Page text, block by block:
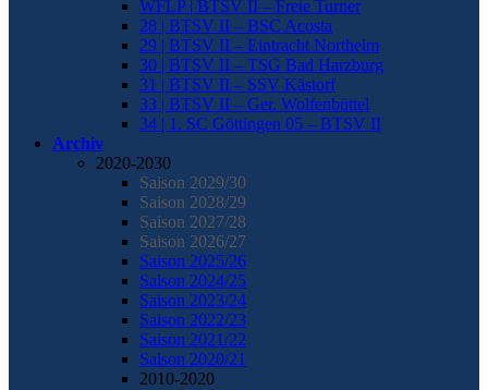
WFLP | BTSV II – Freie Turner
28 | BTSV II – BSC Acosta
29 | BTSV II – Eintracht Northeim
30 | BTSV II – TSG Bad Harzburg
31 | BTSV II – SSV Kästorf
33 | BTSV II – Ger. Wolfenbüttel
34 | 1. SC Göttingen 05 – BTSV II
Archiv
2020-2030
Saison 2029/30
Saison 2028/29
Saison 2027/28
Saison 2026/27
Saison 2025/26
Saison 2024/25
Saison 2023/24
Saison 2022/23
Saison 2021/22
Saison 2020/21
2010-2020